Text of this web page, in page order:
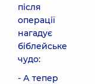
після
операції
нагадує
біблейське
чудо:
- А тепер